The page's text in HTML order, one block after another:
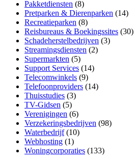
Pakketdiensten (8)
Pretparken & Dierenparken (14)
Recreatieparken (8)
Reisbureaus & Boekingssites (30)
Schadeherstelbedrijven (3)
Streamingsdiensten (2)
Supermarkten (5)
Support Services (14)
Telecomwinkels (9)
Telefoonproviders (14)
Thuisstudies (3)
TV-Gidsen (5)
Verenigingen (6)
Verzekeringsbedrijven (98)
Waterbedrijf(10)
Webhosting (1)
Woningcorporaties (133)